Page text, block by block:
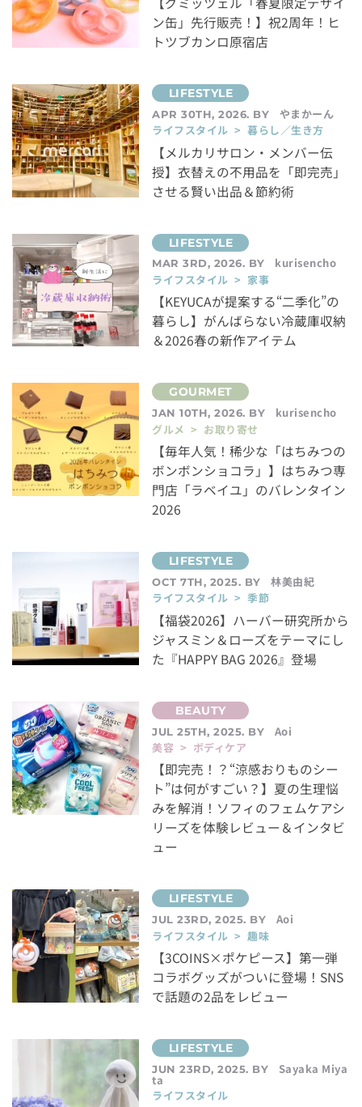
ン缶」先行販売！】祝2周年！ヒ
トツブカンロ原宿店
APR 30TH, 2026. BY
やまかーん
ライフスタイル > 暮らし／生き方
【メルカリサロン・メンバー伝
授】衣替えの不用品を「即完売」
させる賢い出品＆節約術
MAR 3RD, 2026. BY
kurisencho
ライフスタイル > 家事
【KEYUCAが提案する“二季化”の
暮らし】がんばらない冷蔵庫収納
＆2026春の新作アイテム
JAN 10TH, 2026. BY
kurisencho
グルメ > お取り寄せ
【毎年人気！稀少な「はちみつの
ボンボンショコラ」】はちみつ専
門店「ラベイユ」のバレンタイン
2026
OCT 7TH, 2025. BY
林美由紀
ライフスタイル > 季節
【福袋2026】ハーバー研究所から
ジャスミン＆ローズをテーマにし
た『HAPPY BAG 2026』登場
JUL 25TH, 2025. BY
Aoi
美容 > ボディケア
【即完売！？“涼感おりものシー
ト”は何がすごい？】夏の生理悩
みを解消！ソフィのフェムケアシ
リーズを体験レビュー＆インタビ
ュー
JUL 23RD, 2025. BY
Aoi
ライフスタイル > 趣味
【3COINS×ポケピース】第一弾
コラボグッズがついに登場！SNS
で話題の2品をレビュー
JUN 23RD, 2025. BY Sayaka Miya
ta
ライフスタイル